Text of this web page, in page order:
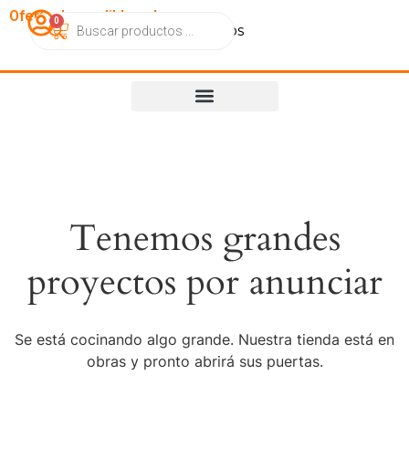
OfertasImperdibles.cl
CatálogoContactoNosotros
0
Tenemos grandes
proyectos por anunciar
Se está cocinando algo grande. Nuestra tienda está en
obras y pronto abrirá sus puertas.